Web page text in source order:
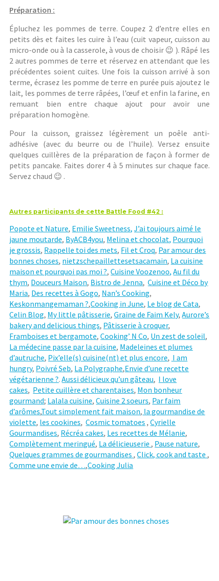
Préparation :
Épluchez les pommes de terre. Coupez 2 d’entre elles en
petits dès et faites les cuire à l’eau (cuit vapeur, cuisson au
micro-onde ou à la casserole, à vous de choisir 😉 ). Râpé les
2 autres pommes de terre et réservez en attendant que les
précédentes soient cuites. Une fois la cuisson arrivé à son
terme, écrasez les pomme de terre en purée puis ajoutez le
lait, les pommes de terre râpées, l’œuf et enfin la farine, en
remuant bien entre chaque ajout pour avoir une
préparation homogène.
Pour la cuisson, graissez légèrement un poêle anti-
adhésive (avec du beurre ou de l’huile). Versez ensuite
quelques cuillères de la préparation de façon à former de
petits pancake. Faites dorer 4 à 5 minutes sur chaque face.
Servez chaud 😉 .
Autres participants de cette Battle Food #42 :
Popote et Nature, Emilie Sweetness, J’ai toujours aimé le
jaune moutarde, ByACB4you, Melina et chocolat, Pourquoi
je grossis, Rappelle toi des mets, Fil et Croq, Par amour des
bonnes choses, nietzschepaillettesetsacamain, La cuisine
maison et pourquoi pas moi ?,Cuisine Voozenoo, Au fil du
thym, Douceurs Maison, Bistro de Jenna,Cuisine et Déco by
Maria, Des recettes à Gogo, Nan’s Cooking,
Keskonmangemaman ?,Cooking in June, Le blog de Cata,
Celin Blog, My little pâtisserie,Graine de Faim Kely,Aurore’s
bakery and delicious things, Pâtisserie à croquer,
Framboises et bergamote,Cooking’ N Co, Un zest de soleil,
La médecine passe par la cuisine, Madeleines et plumes
d’autruche, Pix’elle(s) cuisine(nt) et plus encore, I am
hungry, Poivré Seb, La Polygraphe,Envie d’une recette
végétarienne ?.Aussi délicieux qu’un gâteau, I love
cakes, Petite cuillère et charentaises, Mon bonheur
gourmand; Lalala cuisine,Cuisine 2 soeurs, Par faim
d’arômes,Tout simplement fait maison, la gourmandise de
violette, les cookines,Cosmic tomatoes ,Cyrielle
Gourmandises, Récréa cakes, Les recettes de Mélanie,
Complètement meringué, La délicieuserie, Pause nature,
Quelques grammes de gourmandises,Click, cook and taste,
Comme une envie de…,Cooking Julia